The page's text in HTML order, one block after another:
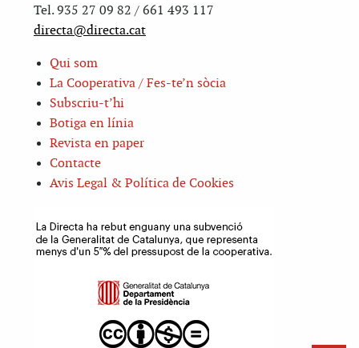
Tel. 935 27 09 82 / 661 493 117
directa@directa.cat
Qui som
La Cooperativa / Fes-te’n sòcia
Subscriu-t’hi
Botiga en línia
Revista en paper
Contacte
Avis Legal & Política de Cookies